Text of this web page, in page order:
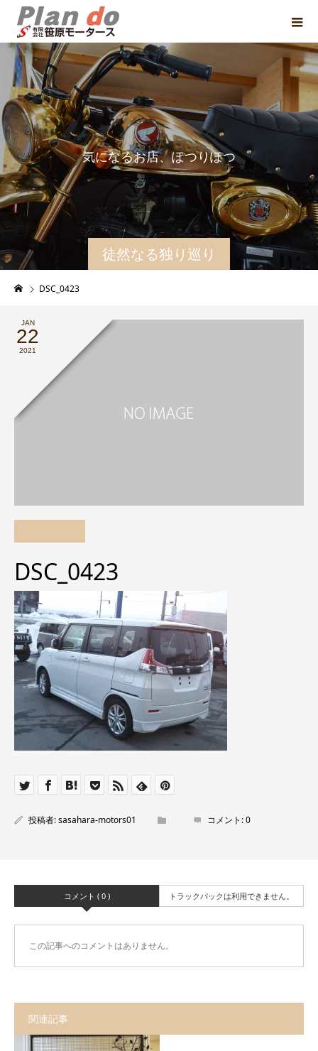
徒然なる独り巡り
気になるお店、ぽつりぽつりと紹
DSC_0423
JAN
22
2021
DSC_0423
投稿者:sasahara-motors01 コメント:0
コメント ( 0 ) トラックバックは利用できません。
この記事へのコメントはありません。
関連記事